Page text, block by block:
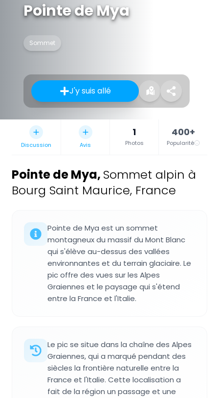
Pointe de Mya
Sommet
J'y suis allé
Discussion Avis
1
Photos
400+
Popularité
Pointe de Mya, Sommet alpin à
Bourg Saint Maurice, France
Pointe de Mya est un sommet
montagneux du massif du Mont Blanc
qui s'élève au-dessus des vallées
environnantes et du terrain glaciaire. Le
pic offre des vues sur les Alpes
Graiennes et le paysage qui s'étend
entre la France et l'Italie.
Le pic se situe dans la chaîne des Alpes
Graiennes, qui a marqué pendant des
siècles la frontière naturelle entre la
France et l'Italie. Cette localisation a
fait de la région un passage et une